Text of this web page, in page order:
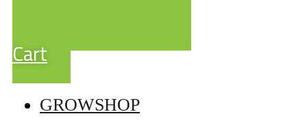
Cart
GROWSHOP